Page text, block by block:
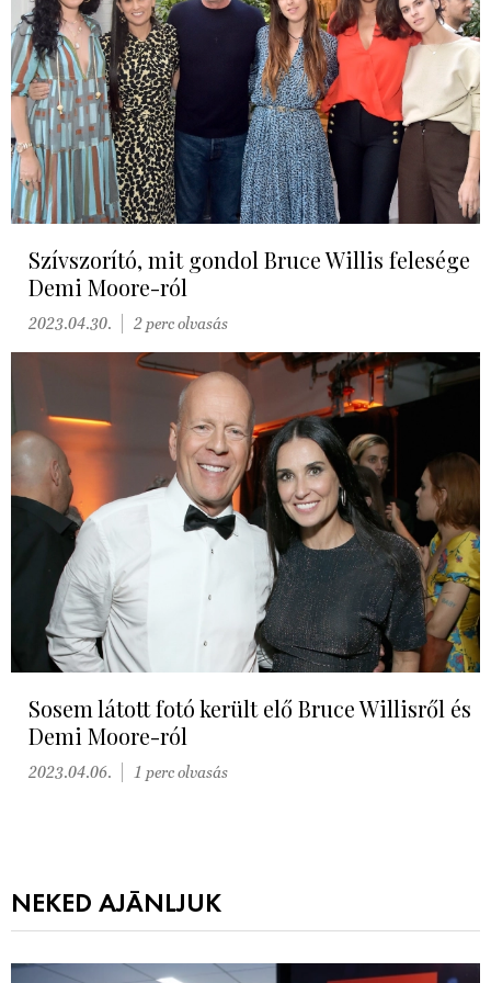
Szívszorító, mit gondol Bruce Willis felesége
Demi Moore-ról
2023.04.30. 2 perc olvasás
Sosem látott fotó került elő Bruce Willisről és
Demi Moore-ról
2023.04.06. 1 perc olvasás
NEKED AJÁNLJUK